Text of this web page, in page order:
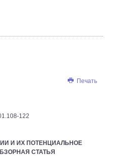
Печать
122
И ИХ ПОТЕНЦИАЛЬНОЕ
СТАТЬЯ